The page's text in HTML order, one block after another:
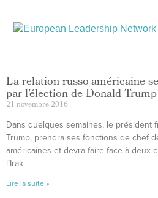
La relation russo-américaine
par l’élection de Donald
21 novembre 2016
Dans quelques semaines, le président
Trump, prendra ses fonctions de chef
américaines et devra faire face à deux
l’Irak
Lire la suite »